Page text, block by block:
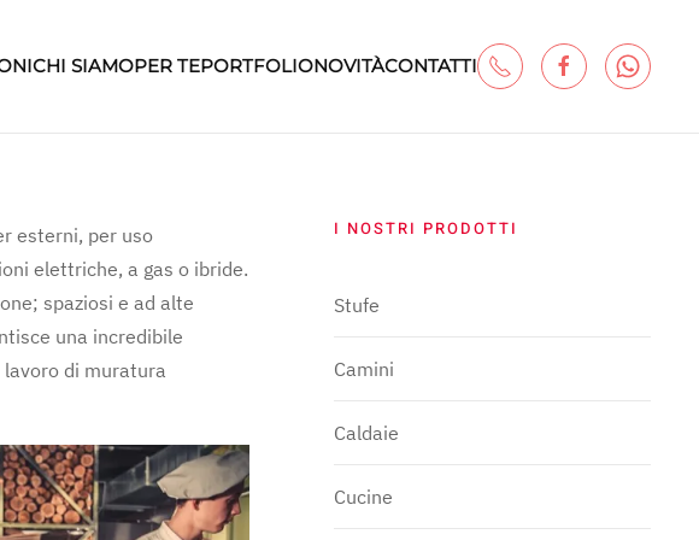
CHI SIAMOPER TEPORTFOLIONOVITÀCONTATTI
esterni, per uso
elettriche, a gas o ibride.
spaziosi e ad alte
una incredibile
di muratura
I NOSTRI PRODOTTI
Stufe
Camini
Caldaie
Cucine